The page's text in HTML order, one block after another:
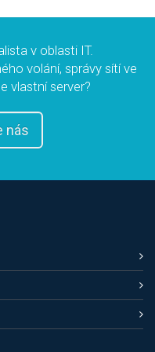
v oblasti IT.
volání, správy sítí ve
vlastní server?
nás